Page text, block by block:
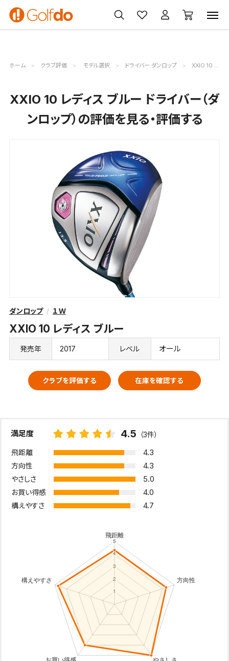
ゴルフ
クラブ
ゴルフ用品
買取
無料査定
クーポン
一覧
ホーム クラブ評価 モデル選択 ドライバー ダンロップ XXIO 10 レディス ブルー評価詳細
XXIO 10 レディス ブルー ドライバー（ダ
ンロップ）の評価を見る・評価する
ダンロップ １Ｗ
XXIO 10 レディス ブルー
発売年 2017 レベル オール
クラブを評価する 在庫を確認する
満足度 4.5 （3件）
飛距離 4.3
方向性 4.3
やさしさ 5.0
お買い得感 4.0
構えやすさ 4.7